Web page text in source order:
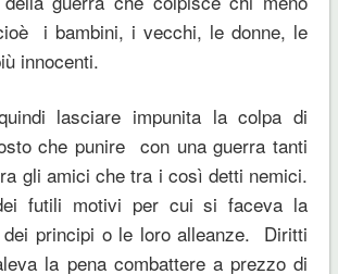
i bambini, i vecchi, le donne, le
innocenti.
lasciare impunita la colpa di
che punire con una guerra tanti
gli amici che tra i così detti nemici.
futili motivi per cui si faceva la
principi o le loro alleanze. Diritti
la pena combattere a prezzo di